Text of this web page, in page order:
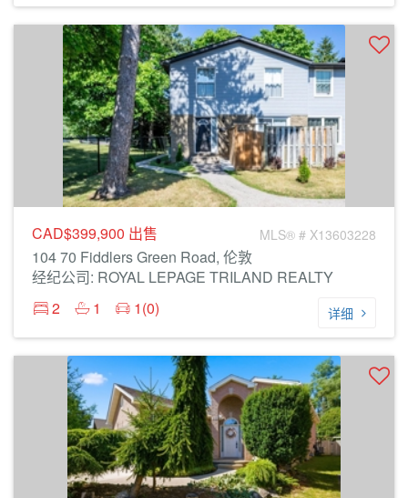
CAD$399,900 出售 MLS® # X13603228
104 70 Fiddlers Green Road, 伦敦
经纪公司: ROYAL LEPAGE TRILAND REALTY
2
1 1(0) 详细